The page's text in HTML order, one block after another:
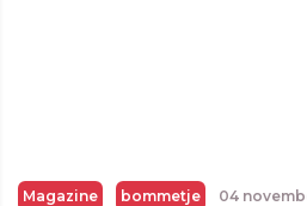
Magazine bommetje 04